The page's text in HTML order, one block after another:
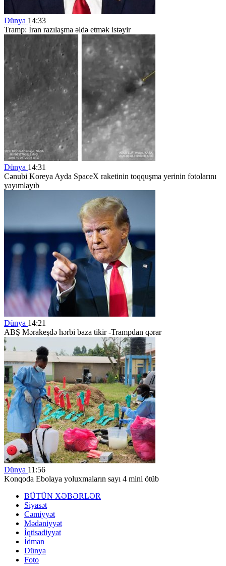
Dünya 14:33
Tramp: İran razılaşma əldə etmək istəyir
Dünya 14:31
Cənubi Koreya Ayda SpaceX raketinin toqquşma yerinin fotolarını
yayımlayıb
Dünya 14:21
ABŞ Mərakeşdə hərbi baza tikir -Trampdan qərar
Dünya 11:56
Konqoda Ebolaya yoluxmaların sayı 4 mini ötüb
BÜTÜN XƏBƏRLƏR
Siyasət
Cəmiyyət
Mədəniyyət
İqtisadiyyat
İdman
Dünya
Foto